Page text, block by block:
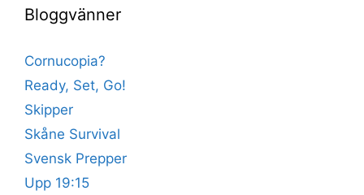
Bloggvänner
Cornucopia?
Ready, Set, Go!
Skipper
Skåne Survival
Svensk Prepper
Upp 19:15